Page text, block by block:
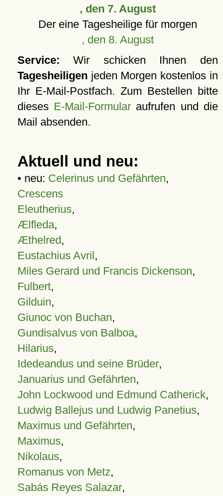
, den 7. August
Der eine Tagesheilige für morgen
, den 8. August
Service: Wir schicken Ihnen den
Tagesheiligen jeden Morgen kostenlos in
Ihr E-Mail-Postfach. Zum Bestellen bitte
dieses E-Mail-Formular aufrufen und die
Mail absenden.
Aktuell und neu:
• neu: Celerinus und Gefährten,
Crescens
Eleutherius,
Ælfleda,
Æthelred,
Eustachius Avril,
Miles Gerard und Francis Dickenson,
Fulbert,
Gilduin,
Giunoc von Buchan,
Gundisalvus von Balboa,
Hilarius,
Idedeandus und seine Brüder,
Januarius und Gefährten,
John Lockwood und Edmund Catherick,
Ludwig Ballejus und Ludwig Panetius,
Maximus und Gefährten,
Maximus,
Nikolaus,
Romanus von Metz,
Sabás Reyes Salazar,